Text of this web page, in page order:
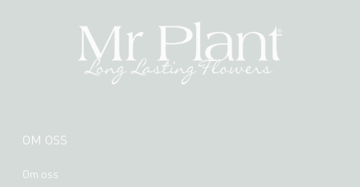
OM OSS
Om oss